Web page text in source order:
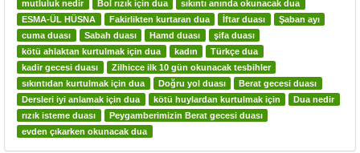
mutluluk nedir
Bol rızık için dua
sıkıntı anında okunacak dua
ESMA-ÜL HÜSNA
Fakirlikten kurtaran dua İftar duası
Şaban ayı
cuma duası
Sabah duası Hamd duası
şifa duası
kötü ahlaktan kurtulmak için dua
kadın
Türkçe dua
kadir gecesi duası
Zilhicce ilk 10 gün okunacak tesbihler
sıkıntıdan kurtulmak için dua
Doğru yol duası
Berat gecesi duası
Dersleri iyi anlamak için dua
kötü huylardan kurtulmak için
Dua nedir
rızık isteme duası
Peygamberimizin Berat gecesi duası
evden çıkarken okunacak dua